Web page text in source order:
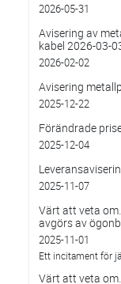
2026-05-31
Avisering av
kabel 2026-03-
2026-02-02
Avisering
2025-12-22
Förändrade
2025-12-04
2025-11-07
Värt att veta
avgörs av
2025-11-01
Ett incitament för
Värt att veta